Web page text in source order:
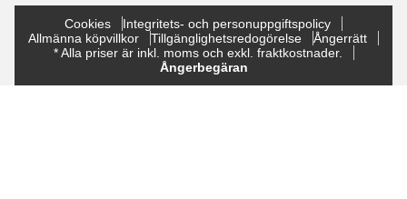
Cookies
Integritets- och personuppgiftspolicy
Allmänna köpvillkor
Tillgänglighetsredogörelse
Ångerrätt
* Alla priser är inkl. moms och exkl. fraktkostnader.
Ångerbegäran